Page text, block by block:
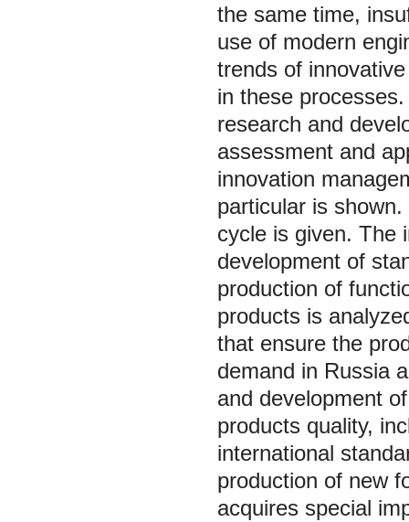
the same time,
use of modern
trends of
in these
research and
assessment and
innovation
particular is
cycle is given. The
development of
production of
products is
that ensure the
demand in Russia
and development
products quality,
international
production of new
acquires special